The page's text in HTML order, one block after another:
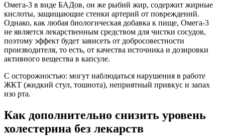
Омега-3 в виде БАДов, он же рыбий жир, содержит жирные
кислоты, защищающие стенки артерий от повреждений.
Однако, как любая биологическая добавка к пище, Омега-3
не является лекарственным средством для чистки сосудов,
поэтому эффект будет зависеть от добросовестности
производителя, то есть, от качества источника и дозировки
активного вещества в капсуле.
С осторожностью: могут наблюдаться нарушения в работе
ЖКТ (жидкий стул, тошнота), неприятный привкус и запах
изо рта.
Как дополнительно снизить уровень
холестерина без лекарств